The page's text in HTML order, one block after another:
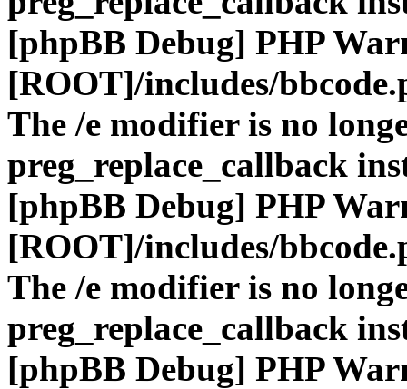
[phpBB Debug] PHP
[ROOT]/includes/
The /e modifier is no
preg_replace_callback
[phpBB Debug] PHP
[ROOT]/includes/
The /e modifier is no
preg_replace_callback
[phpBB Debug] PHP